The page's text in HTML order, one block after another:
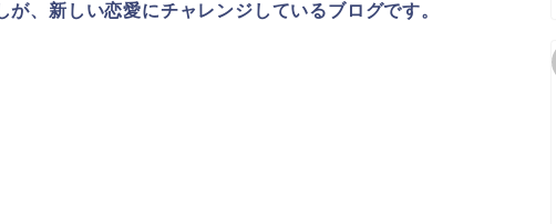
、新しい恋愛にチャレンジしているブログです。